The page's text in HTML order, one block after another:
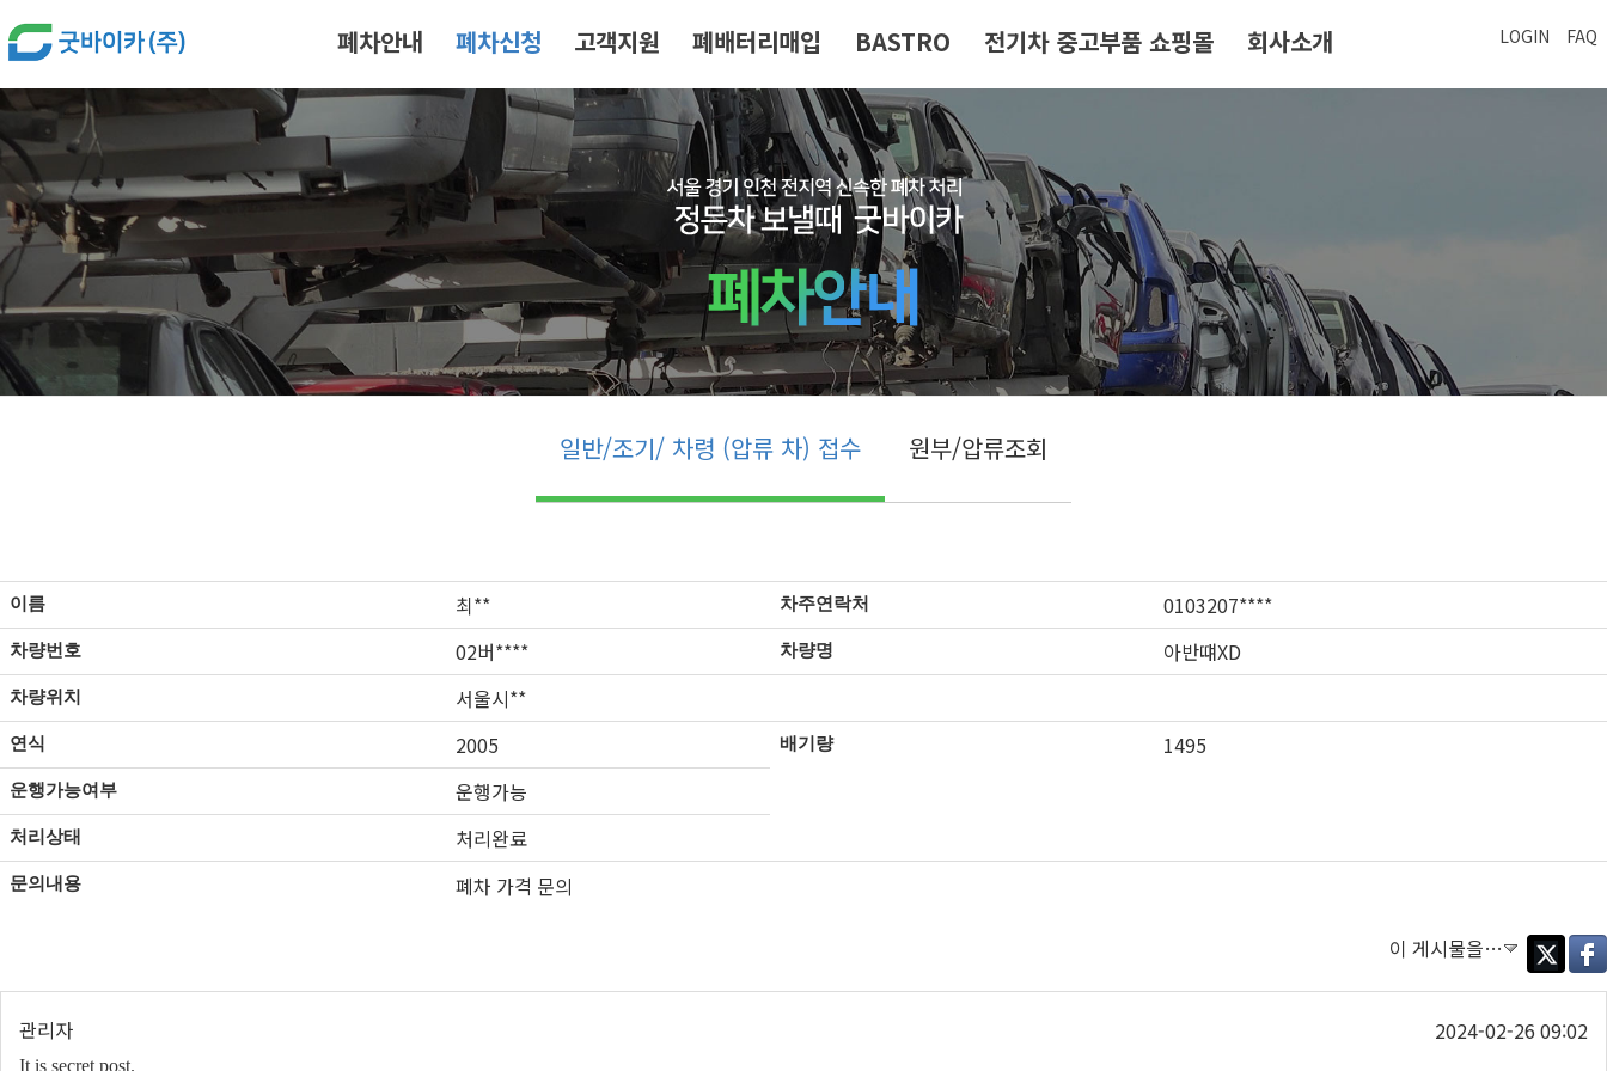
LOGIN FAQ
폐차안내 폐차신청 고객지원 폐배터리매입 BASTRO 전기차 중고부품 쇼핑몰 회사소개
일반/조기/ 차령 (압류 차) 접수 원부/압류조회
이름 최** 차주연락처 0103207****
차량번호 02버**** 차량명 아반떄XD
차량위치 서울시**
연식 2005 배기량 1495
운행가능여부 운행가능
처리상태 처리완료
문의내용 폐차 가격 문의
이 게시물을…
Twitter
관리자 2024-02-26 09:02
It is secret post.